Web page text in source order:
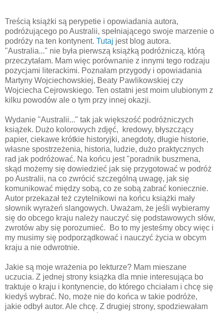
Treścią książki są perypetie i opowiadania autora,
podróżującego po Australii, spełniającego swoje marzenie o
podróży na ten kontynent. Tutaj jest blog autora.
"Australia..." nie była pierwszą książką podróżniczą, którą
przeczytałam. Mam więc porównanie z innymi tego rodzaju
pozycjami literackimi. Poznałam przygody i opowiadania
Martyny Wojciechowskiej, Beaty Pawlikowskiej czy
Wojciecha Cejrowskiego. Ten ostatni jest moim ulubionym z
kilku powodów ale o tym przy innej okazji.
Wydanie "Australii..." tak jak większość podróżniczych
książek. Dużo kolorowych zdjęć, kredowy, błyszczący
papier, ciekawe krótkie historyjki, anegdoty, długie historie,
własne spostrzeżenia, historia, ludzie, dużo praktycznych
rad jak podróżować. Na końcu jest "poradnik buszmena,
skąd możemy się dowiedzieć jak się przygotować w podróż
po Australii, na co zwrócić szczególną uwagę, jak się
komunikować między sobą, co ze sobą zabrać koniecznie.
Autor przekazał też czytelnikowi na końcu książki mały
słownik wyrażeń slangowych. Uważam, że jeśli wybieramy
się do obcego kraju należy nauczyć się podstawowych słów,
zwrotów aby się porozumieć. Bo to my jesteśmy obcy więc i
my musimy się podporządkować i nauczyć życia w obcym
kraju a nie odwrotnie.
Jakie są moje wrażenia po lekturze? Mam mieszane
uczucia. Z jednej strony książka dla mnie interesująca bo
traktuje o kraju i kontynencie, do którego chciałam i chcę się
kiedyś wybrać. No, może nie do końca w takie podróże,
jakie odbył autor. Ale chcę. Z drugiej strony, spodziewałam